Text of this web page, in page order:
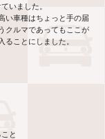
いました。
い車種はちょっと手の届
クルマであってもここが
ことにしました。
と